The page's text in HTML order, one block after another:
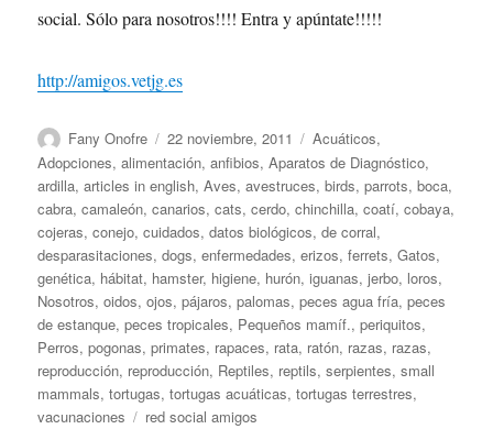
social. Sólo para nosotros!!!! Entra y apúntate!!!!!
http://amigos.vetjg.es
Autor
Fany Onofre
Publicado
el
22 noviembre, 2011 Categorías
Acuáticos,
Adopciones,alimentación,anfibios,Aparatos de Diagnóstico,
ardilla,articles in english,Aves,avestruces,birds, parrots,boca,
cabra,camaleón,canarios,cats,cerdo,chinchilla,coatí,cobaya,
cojeras,conejo,cuidados,datos biológicos,de corral,
desparasitaciones,dogs,enfermedades,erizos,ferrets,Gatos,
genética, hábitat, hamster, higiene, hurón,iguanas,jerbo, loros,
Nosotros,oidos,ojos,pájaros,palomas,peces agua fría,peces
de estanque,peces tropicales, Pequeños mamíf.,periquitos,
Perros,pogonas,primates, rapaces, rata, ratón, razas, razas,
reproducción, reproducción, Reptiles, reptils,serpientes,small
mammals,tortugas,tortugas acuáticas,tortugas terrestres,
vacunaciones
Etiquetas
red social amigos